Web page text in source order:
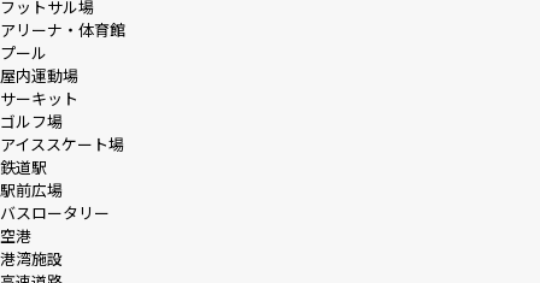
フットサル場
アリーナ・体育館
プール
屋内運動場
サーキット
ゴルフ場
アイススケート場
鉄道駅
駅前広場
バスロータリー
空港
港湾施設